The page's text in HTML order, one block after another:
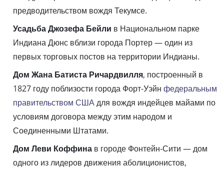
предводительством вождя Текумсе.
Усадьба Джозефа Бейли в Национальном парке
Индиана Дюнс вблизи города Портер — один из
первых торговых постов на территории Индианы.
Дом Жана Батиста Ричардвилля, построенный в
1827 году поблизости города Форт-Уэйн федеральным
правительством СШАдля вождя индейцев майами по
условиям договора между этим народом и
Соединенными Штатами.
Дом Леви Коффина в городе Фонтейн-Сити — дом
одного из лидеров движения аболиционистов,